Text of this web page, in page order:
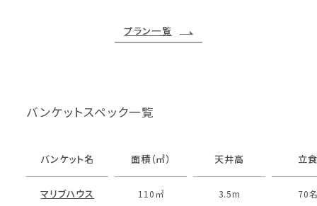
プラン一覧
バンケットスペック一覧
バンケット名 面積（㎡） 天井高 立
マリブハウス 110㎡ 3.5m 70